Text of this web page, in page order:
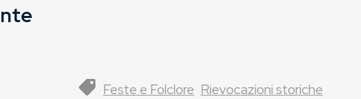
Feste e Folclore Rievocazioni storiche